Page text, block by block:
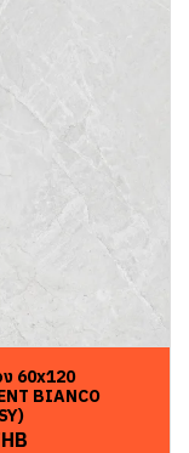
ง 60x120
BIANCO